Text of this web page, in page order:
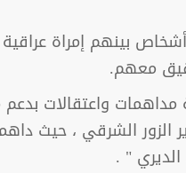
بينهم إمراة
معهم.
واعتقالات
الزور الشرقي ، حيث
" .